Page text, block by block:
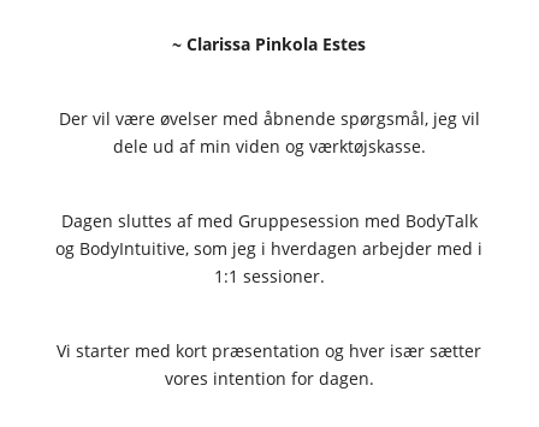
~ Clarissa Pinkola Estes
Der vil være øvelser med åbnende spørgsmål, jeg vil
dele ud af min viden og værktøjskasse.
Dagen sluttes af med Gruppesession med BodyTalk
og BodyIntuitive, som jeg i hverdagen arbejder med i
1:1 sessioner.
Vi starter med kort præsentation og hver især sætter
vores intention for dagen.